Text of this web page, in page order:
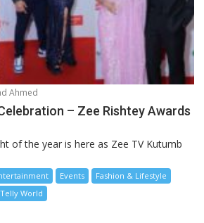
Ahmed
– Zee Rishtey Awards
of the year is here as Zee TV Kutumb
Events
Fashion & Lifestyle
Telly World